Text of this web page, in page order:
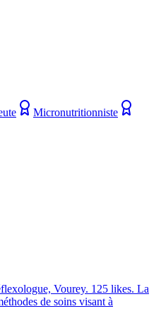
Micronutritionniste
Vourey. 125 likes. La
de soins visant à